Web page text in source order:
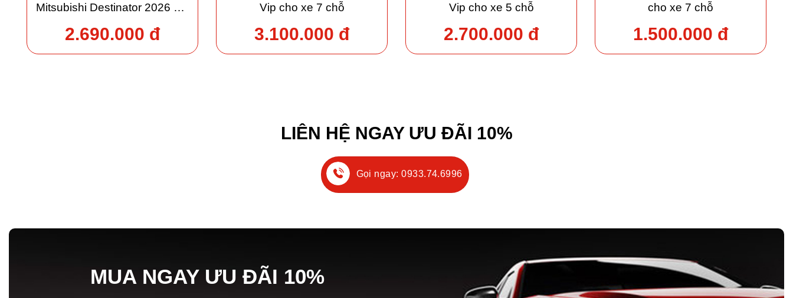
Mitsubishi Destinator 2026 giá
2.690.000 đ
Vip cho xe 7 chỗ
3.100.000 đ
Vip cho xe 5 chỗ
2.700.000 đ
cho xe 7 chỗ
1.500.000 đ
LIÊN HỆ NGAY ƯU ĐÃI 10%
Gọi ngay: 0933.74.6996
MUA NGAY ƯU ĐÃI 10%